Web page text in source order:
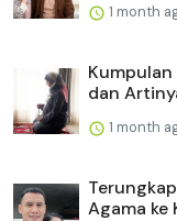
1 month
Kumpulan
dan
1 month
Agama ke